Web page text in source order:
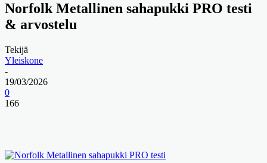
Norfolk Metallinen sahapukki PRO testi
& arvostelu
Tekijä
Yleiskone
-
19/03/2026
0
166